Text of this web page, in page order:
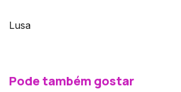
Lusa
Pode também gostar